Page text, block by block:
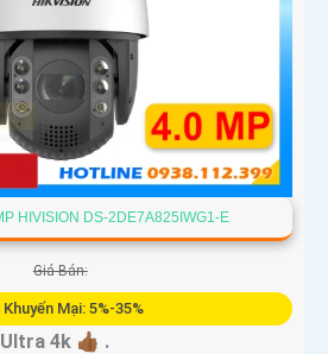
HIVISION DS-2DE7A825IWG1-E
Giá Bán:
Khuyến Mại: 5%-35%
Ultra 4k 👍🏾 .